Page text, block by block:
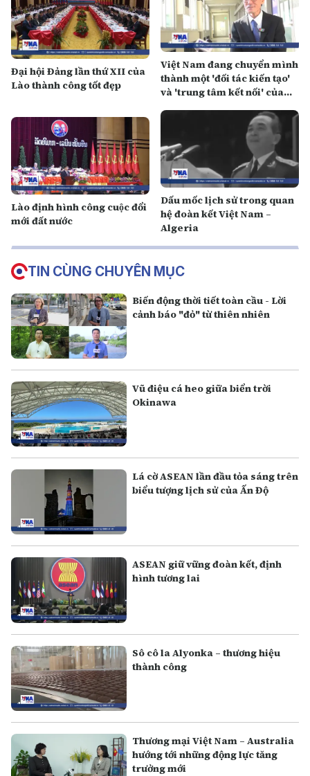
Đại hội Đảng lần thứ XII của
Lào thành công tốt đẹp
Việt Nam đang chuyển mình
thành một 'đối tác kiến tạo'
và 'trung tâm kết nối' của
Lào định hình công cuộc đổi
mới đất nước
Dấu mốc lịch sử trong quan
hệ đoàn kết Việt Nam –
Algeria
TIN CÙNG CHUYÊN MỤC
Biến động thời tiết toàn cầu - Lời
cảnh báo "đỏ" từ thiên nhiên
Vũ điệu cá heo giữa biển trời
Okinawa
Lá cờ ASEAN lần đầu tỏa sáng trên
biểu tượng lịch sử của Ấn Độ
ASEAN giữ vững đoàn kết, định
hình tương lai
Sô cô la Alyonka – thương hiệu
thành công
Thương mại Việt Nam – Australia
hướng tới những động lực tăng
trưởng mới